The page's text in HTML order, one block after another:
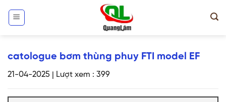
catologue bơm thùng phuy FTI model EF
21-04-2025 | Lượt xem : 399